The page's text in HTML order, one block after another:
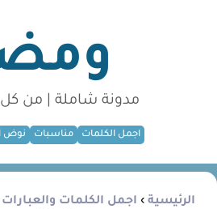
مدونة شاملة | من
اجمل الكلمات مناسبات نوض
الرئيسية › اجمل الكلمات والعبارات